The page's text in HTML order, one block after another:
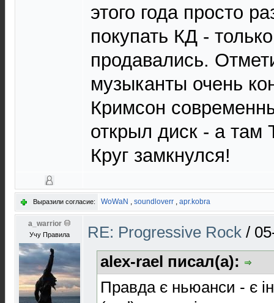
этого года просто
покупать КД -
продавались.
музыканты очень
Кримсон
открыл диск - а там
Круг замкнулся!
Выразили согласие: WoWaN , soundloverr , apr.kobra
a_warrior
Учу Правила RE: Progressive Rock /
alex-rael писал(а):
Правда є ньюанси - є